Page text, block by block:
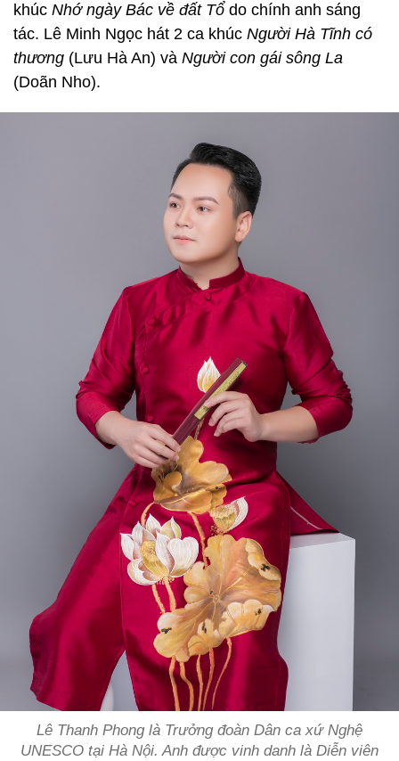
khúc Nhớ ngày Bác về đất Tổ do chính anh sáng
tác. Lê Minh Ngọc hát 2 ca khúc Người Hà Tĩnh có
thương (Lưu Hà An) và Người con gái sông La
(Doãn Nho).
Lê Thanh Phong là Trưởng đoàn Dân ca xứ Nghệ
UNESCO tại Hà Nội. Anh được vinh danh là Diễn viên